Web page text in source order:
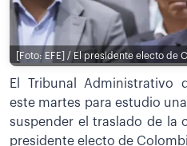
[Foto: EFE] / El presidente electo de
El Tribunal Administrativo
este martes para estudio
suspender el traslado de la
presidente electo de